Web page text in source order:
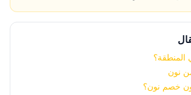
المنطقة؟
نون
خصم نون؟